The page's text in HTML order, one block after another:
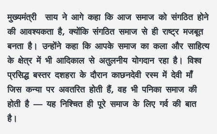
मुख्यमंत्री साय ने आगे कहा कि आज समाज को संगठित होने
की आवश्यकता है, क्योंकि संगठित समाज से ही राष्ट्र मजबूत
बनता है। उन्होंने कहा कि आपके समाज का कला और साहित्य
के क्षेत्र में भी आदिकाल से अतुलनीय योगदान रहा है। विश्व
प्रसिद्ध बस्तर दशहरा के दौरान काछनदेवी रस्म में देवी माँ
जिस कन्या पर अवतरित होती हैं, वह भी पनिका समाज की
होती है — यह निश्चित ही पूरे समाज के लिए गर्व की बात
है।